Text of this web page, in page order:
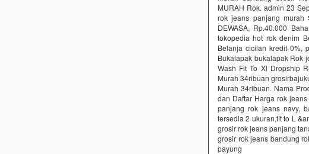
MURAH Rok. admin 23
rok jeans panjang murah
DEWASA, Rp.40.000
tokopedia hot rok denim
Belanja cicilan kredit 0%,
Bukalapak bukalapak Rok
Wash Fit To Xl Dropship
Murah 34ribuan
Murah 34ribuan. Nama
dan Daftar Harga rok
panjang rok jeans navy,
tersedia 2 ukuran,fit to L
grosir rok jeans panjang
grosir rok jeans bandung
payung